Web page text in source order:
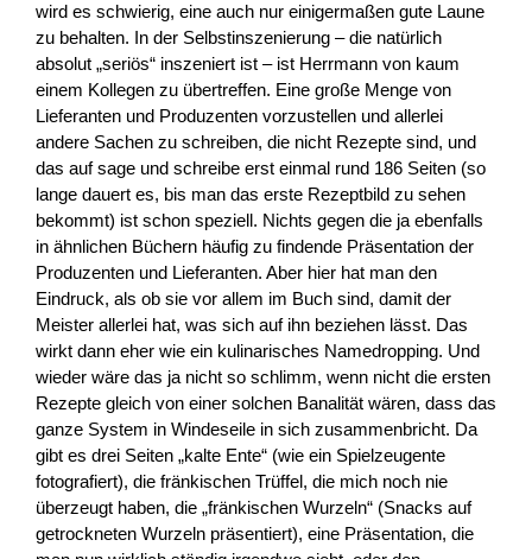
wird es schwierig, eine auch nur einigermaßen gute Laune
zu behalten. In der Selbstinszenierung – die natürlich
absolut „seriös“ inszeniert ist – ist Herrmann von kaum
einem Kollegen zu übertreffen. Eine große Menge von
Lieferanten und Produzenten vorzustellen und allerlei
andere Sachen zu schreiben, die nicht Rezepte sind, und
das auf sage und schreibe erst einmal rund 186 Seiten (so
lange dauert es, bis man das erste Rezeptbild zu sehen
bekommt) ist schon speziell. Nichts gegen die ja ebenfalls
in ähnlichen Büchern häufig zu findende Präsentation der
Produzenten und Lieferanten. Aber hier hat man den
Eindruck, als ob sie vor allem im Buch sind, damit der
Meister allerlei hat, was sich auf ihn beziehen lässt. Das
wirkt dann eher wie ein kulinarisches Namedropping. Und
wieder wäre das ja nicht so schlimm, wenn nicht die ersten
Rezepte gleich von einer solchen Banalität wären, dass das
ganze System in Windeseile in sich zusammenbricht. Da
gibt es drei Seiten „kalte Ente“ (wie ein Spielzeugente
fotografiert), die fränkischen Trüffel, die mich noch nie
überzeugt haben, die „fränkischen Wurzeln“ (Snacks auf
getrockneten Wurzeln präsentiert), eine Präsentation, die